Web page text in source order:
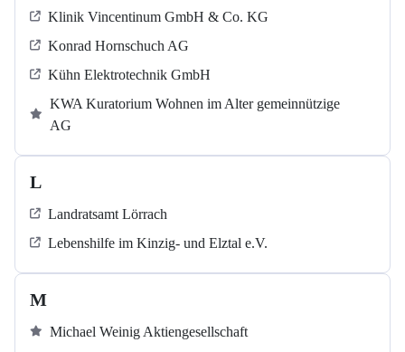
Klinik Vincentinum GmbH & Co. KG
Konrad Hornschuch AG
Kühn Elektrotechnik GmbH
KWA Kuratorium Wohnen im Alter gemeinnützige
AG
L
Landratsamt Lörrach
Lebenshilfe im Kinzig-​​​ und Elztal e.V.
M
Michael Weinig Aktiengesellschaft